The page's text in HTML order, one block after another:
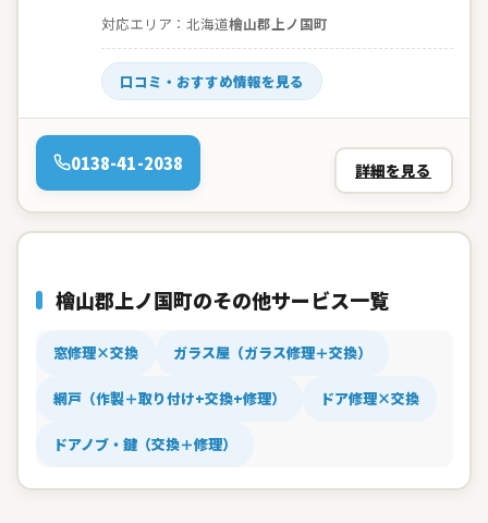
対応エリア：北海道檜山郡上ノ国町
口コミ・おすすめ情報を見る
電話：
0138-41-2038 詳細を見る
檜山郡上ノ国町のその他サービス一覧
窓修理×交換 ガラス屋（ガラス修理＋交換）
網戸（作製＋取り付け+交換+修理） ドア修理×交換
ドアノブ・鍵（交換＋修理）